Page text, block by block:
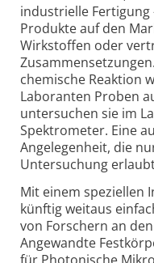
industrielle
Produkte auf den
Wirkstoffen oder
chemische Reaktion
Laboranten Proben
untersuchen sie im
Spektrometer. Eine
Angelegenheit, die
Untersuchung
Mit einem speziellen
künftig weitaus
von Forschern an
Angewandte